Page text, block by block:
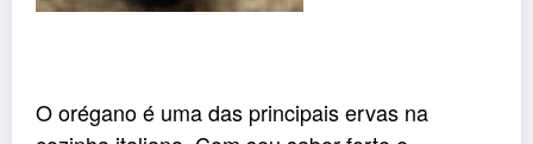
O orégano é uma das principais ervas na